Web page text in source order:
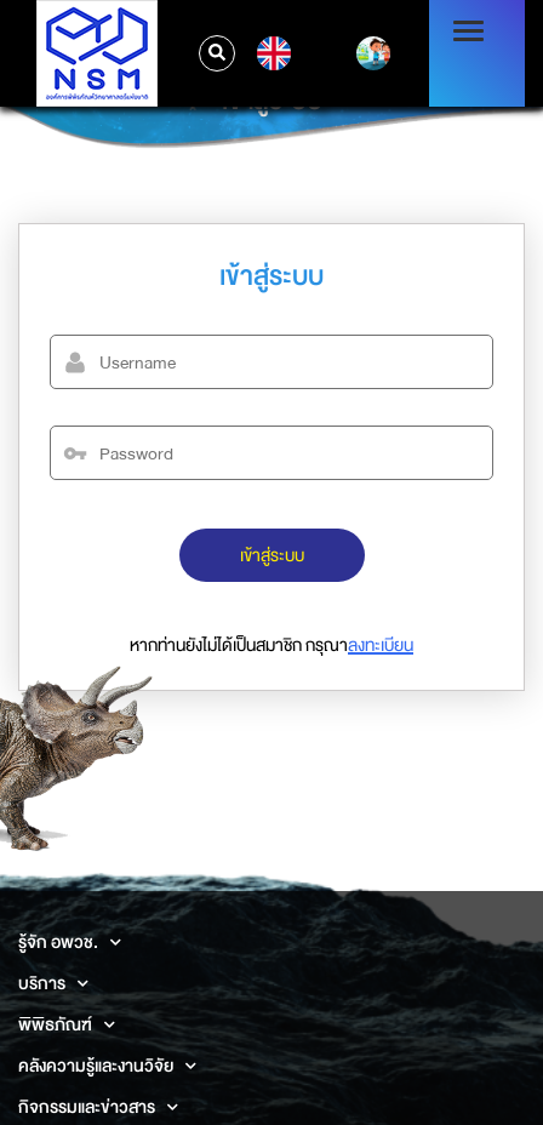
เข้าสู่ระบบ
เข้าสู่ระบบ
เข้าสู่ระบบ
หากท่านยังไม่ได้เป็นสมาชิก กรุณาลงทะเบียน
รู้จัก อพวช.
บริการ
พิพิธภัณฑ์
คลังความรู้และงานวิจัย
กิจกรรมและข่าวสาร